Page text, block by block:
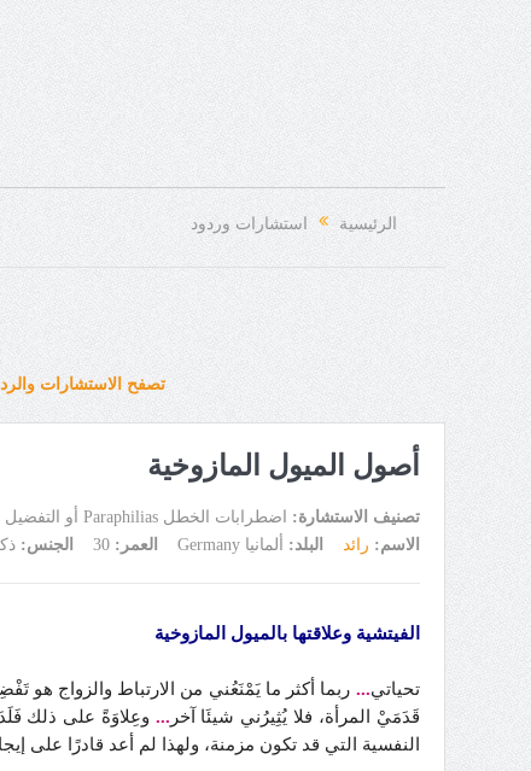
الرئيسية استشارات وردود
تصفح الاستشارات
أصول الميول المازوخية
تصنيف الاستشارة:
اضطرابات الخطل Paraphilias أو التفضيل الجنسي Sexual Preference Disorder
الاسم: رائد البلد: ألمانيا Germany العمر:30 الجنس:
الفيتشية وعلاقتها بالميول المازوخية
تحياتي... ربما أكثر ما يَمْنَعُني من الارتباط والزواج هو
قَدَمَيْ المرأة، فلا يُثِيرُني شيئَا آخر ... وعِلاوَةً على ذلك
النفسية التي قد تكون مزمنة، ولهذا لم أعد قادرًا على